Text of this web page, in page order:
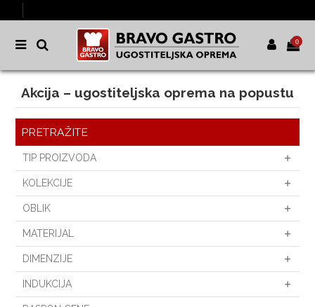
0
Akcija – ugostiteljska oprema na popustu
PRETRAŽITE
TIP PROIZVODA
KOLEKCIJE
OBLIK
MATERIJAL
DIMENZIJE
INDUKCIJA